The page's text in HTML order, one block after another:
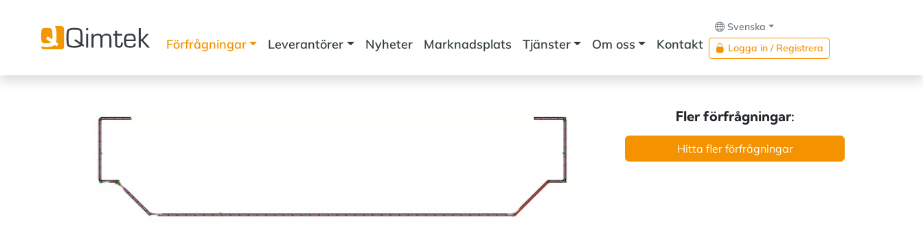
Förfrågningar Leverantörer Nyheter Marknadsplats Tjänster Om oss Kontakt
Svenska
Logga in / Registrera
Fler förfrågningar:
Hitta fler förfrågningar